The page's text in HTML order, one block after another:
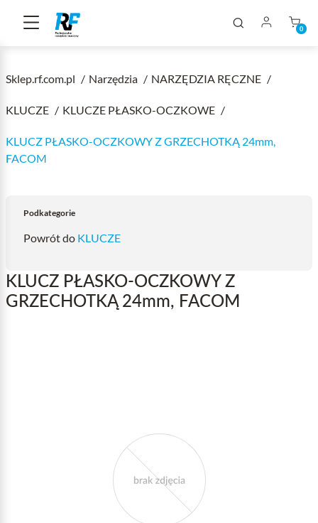
0
Sklep.rf.com.pl Narzędzia NARZĘDZIA RĘCZNE
KLUCZE KLUCZE PŁASKO-OCZKOWE
KLUCZ PŁASKO-OCZKOWY Z GRZECHOTKĄ 24mm,
FACOM
Podkategorie
Powrót do KLUCZE
KLUCZ PŁASKO-OCZKOWY Z
GRZECHOTKĄ 24mm, FACOM